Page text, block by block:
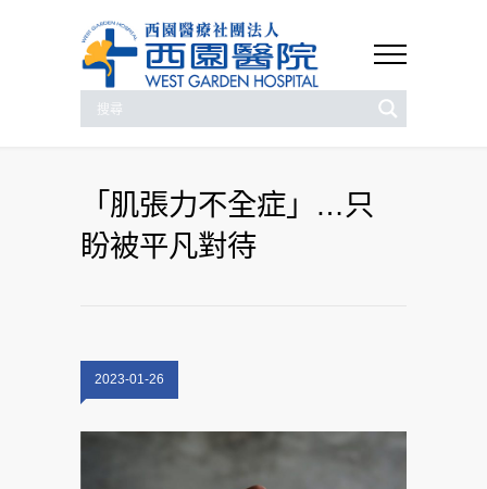
「肌張力不全症」…只
盼被平凡對待
2023-01-26